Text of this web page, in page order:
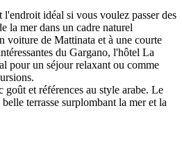
idéal si vous voulez passer des
la mer dans un cadre naturel
voiture de Mattinata et à une courte
du Gargano, l'hôtel La
pour un séjour relaxant ou comme
et références au style arabe. Le
terrasse surplombant la mer et la